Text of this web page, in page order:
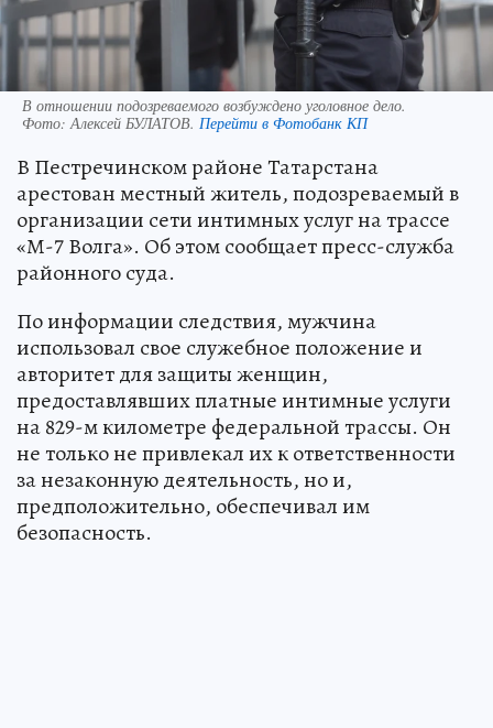
В отношении подозреваемого возбуждено уголовное дело.
Фото:Алексей БУЛАТОВ. Перейти в Фотобанк КП
В Пестречинском районе Татарстана
арестован местный житель, подозреваемый в
организации сети интимных услуг на трассе
«М-7 Волга». Об этом сообщает пресс-служба
районного суда.
По информации следствия, мужчина
использовал свое служебное положение и
авторитет для защиты женщин,
предоставлявших платные интимные услуги
на 829-м километре федеральной трассы. Он
не только не привлекал их к ответственности
за незаконную деятельность, но и,
предположительно, обеспечивал им
безопасность.